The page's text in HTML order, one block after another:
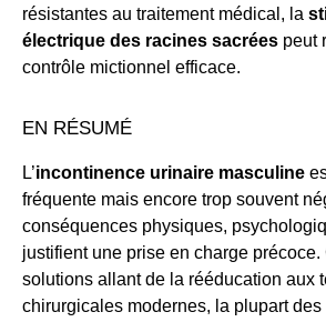
résistantes au traitement médical, la
électrique des racines sacrées peut
contrôle mictionnel efficace.
EN RÉSUMÉ
L’incontinence urinaire masculine
fréquente mais encore trop souvent
conséquences physiques,
justifient une prise en charge précoce.
solutions allant de la rééducation aux
chirurgicales modernes, la plupart